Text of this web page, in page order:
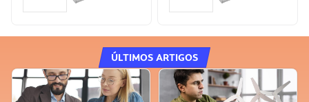
ÚLTIMOS ARTIGOS